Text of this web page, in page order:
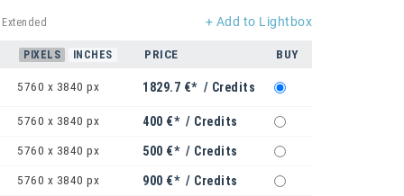
+ Add to Lightbox
PIXELS INCHES PRICE BUY
5760 x 3840 px 1829.7 €* / Credits
5760 x 3840 px 400 €* / Credits
5760 x 3840 px 500 €* / Credits
5760 x 3840 px 900 €* / Credits